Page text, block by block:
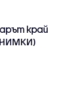
край